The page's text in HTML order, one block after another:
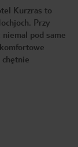
Kurzras to
Przy
niemal pod same
chętnie